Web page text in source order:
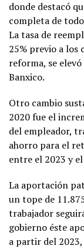
donde destacó
completa de
La tasa de
25% previo a los
reforma, se
Banxico.
Otro cambio
2020 fue el
del empleador,
ahorro para el
entre el 2023 y
La aportación
un tope de
trabajador
gobierno éste
a partir del